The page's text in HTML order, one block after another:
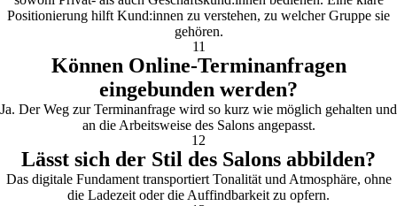
Positionierung hilft Kund:innen zu verstehen, zu welcher Gruppe sie
gehören.
11
Können Online-Terminanfragen
eingebunden werden?
Ja. Der Weg zur Terminanfrage wird so kurz wie möglich gehalten und
an die Arbeitsweise des Salons angepasst.
12
Lässt sich der Stil des Salons abbilden?
Das digitale Fundament transportiert Tonalität und Atmosphäre, ohne
die Ladezeit oder die Auffindbarkeit zu opfern.